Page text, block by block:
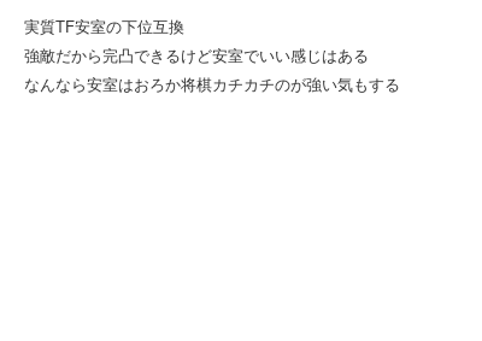
実質TF安室の下位互換
強敵だから完凸できるけど安室でいい感じはある
なんなら安室はおろか将棋カチカチのが強い気もする